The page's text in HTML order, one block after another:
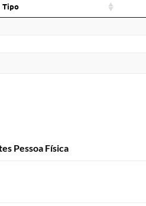
Tipo
Pessoa Física